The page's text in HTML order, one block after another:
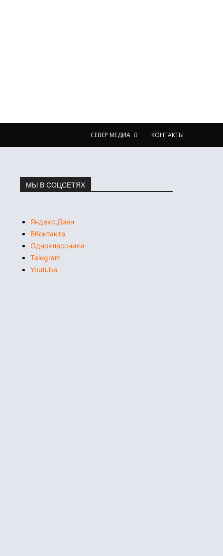
СЕВЕР МЕДИА КОНТАКТЫ
МЫ В СОЦСЕТЯХ
Яндекс.Дзен
ВКонтакте
Одноклассники
Telegram
Youtube